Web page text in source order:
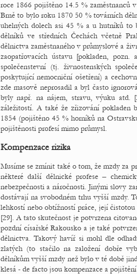
roce 1866 pojištěno 14.5 %
Brně to bylo roku 1870 50 % továrních
uhelných dolech asi 45 % a u hutníků to
dělníků ve středních Čechách včetně
dělnictva zaměstnaného v průmyslové a
zaopatřovacích ústavu [pokladen,
společenstevní (tj. živnostenských
poskytující nemocniční ošetření) a
zde masově neprosadil a byl často
byly např. na nájem, stravu, výuku atd.
záležitostí. A také že zřizování pokladen
1854 (pojištěno 45 % horníků na
pojištěnosti profesí mimo průmysl.
Kompenzace rizika
Musíme se zmínit také o tom, že mzdy za
některé další dělnické profese –
nebezpečnosti a náročnosti. Jinými slovy
dostávají na svobodném trhu vyšší mzdy.
lehkostí nebo obtížností práce, její čistotou
[29]. A tato skutečnost je potvrzena
pozdní císařské Rakousko a je také
dělnictva. Takový havíř si mohl dle
zlatých (to stačilo na založení dobře
dělníkům vyšší mzdy než bylo v té době
klesá - de facto jsou kompenzace a